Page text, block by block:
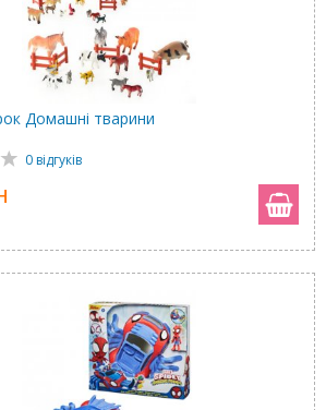
Домашні тварини
0 відгуків